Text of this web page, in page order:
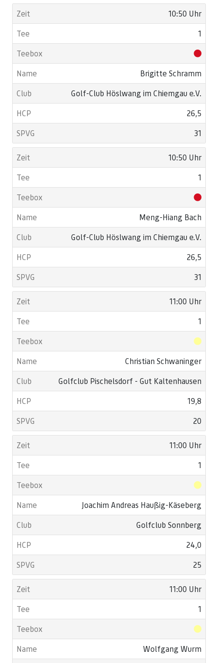
10:50 Uhr
1
Brigitte Schramm
Golf-Club Höslwang im Chiemgau e.V.
26,5
31
10:50 Uhr
1
Meng-Hiang Bach
Golf-Club Höslwang im Chiemgau e.V.
26,5
31
11:00 Uhr
1
Christian Schwaninger
Golfclub Pischelsdorf - Gut Kaltenhausen
19,8
20
11:00 Uhr
1
Joachim Andreas Haußig-Käseberg
Golfclub Sonnberg
24,0
25
11:00 Uhr
1
Wolfgang Wurm